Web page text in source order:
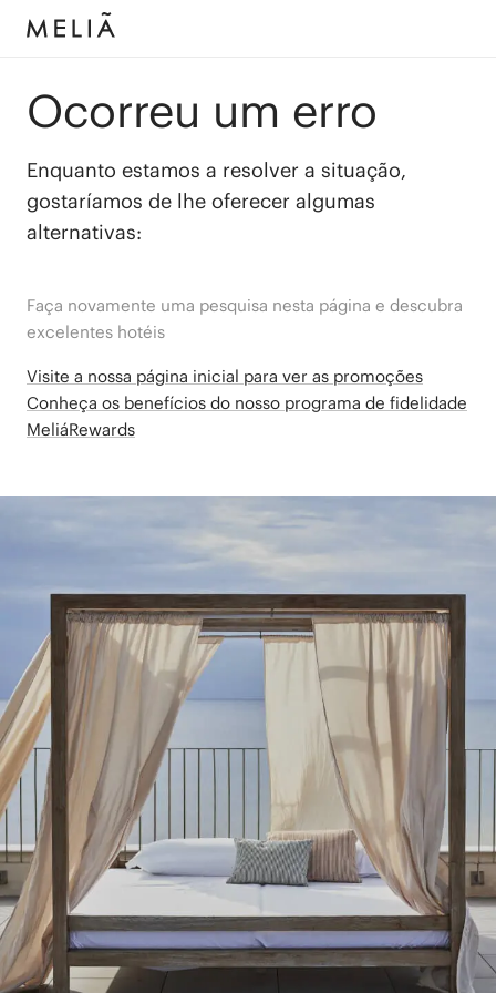
Ocorreu um erro
Enquanto estamos a resolver a situação,
gostaríamos de lhe oferecer algumas
alternativas:
Faça novamente uma pesquisa nesta página e descubra
excelentes hotéis
Visite a nossa página inicial para ver as promoções
Conheça os benefícios do nosso programa de fidelidade
MeliáRewards